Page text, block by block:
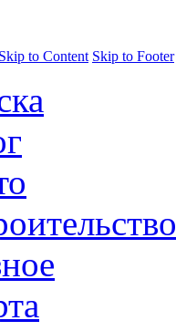
Skip to Content Skip to Footer